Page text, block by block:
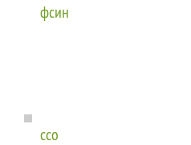
фсин
ссо